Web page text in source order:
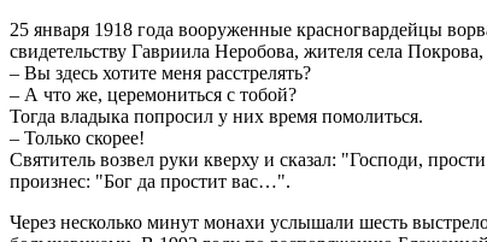
25 января 1918 года вооруженные красногвардейцы
свидетельству Гавриила Неробова, жителя села
– Вы здесь хотите меня расстрелять?
– А что же, церемониться с тобой?
Тогда владыка попросил у них время помолиться.
– Только скорее!
Святитель возвел руки кверху и сказал: "Господи,
произнес: "Бог да простит вас…".
Через несколько минут монахи услышали шесть